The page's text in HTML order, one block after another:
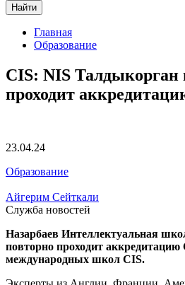
Найти
Главная
Образование
CIS: NIS Талдыкорган
проходит
23.04.24
Образование
Айгерим Сейткали
Служба новостей
Назарбаев Интеллектуальная
повторно проходит аккредитацию
международных школ CIS.